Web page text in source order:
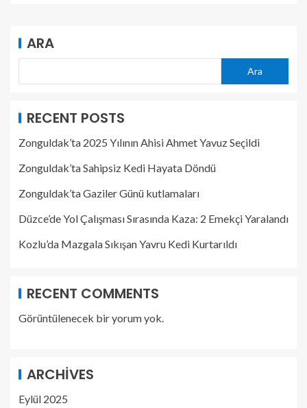
ARA
Ara
RECENT POSTS
Zonguldak’ta 2025 Yılının Ahisi Ahmet Yavuz Seçildi
Zonguldak’ta Sahipsiz Kedi Hayata Döndü
Zonguldak’ta Gaziler Günü kutlamaları
Düzce’de Yol Çalışması Sırasında Kaza: 2 Emekçi Yaralandı
Kozlu’da Mazgala Sıkışan Yavru Kedi Kurtarıldı
RECENT COMMENTS
Görüntülenecek bir yorum yok.
ARCHIVES
Eylül 2025